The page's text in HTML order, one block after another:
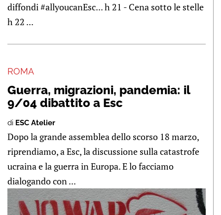
diffondi #allyoucanEsc... h 21 - Cena sotto le stelle
h 22 ...
ROMA
Guerra, migrazioni, pandemia: il
9/04 dibattito a Esc
di ESC Atelier
Dopo la grande assemblea dello scorso 18 marzo,
riprendiamo, a Esc, la discussione sulla catastrofe
ucraina e la guerra in Europa. E lo facciamo
dialogando con ...